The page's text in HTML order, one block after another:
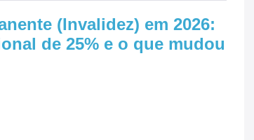
(Invalidez) em 2026:
de 25% e o que mudou